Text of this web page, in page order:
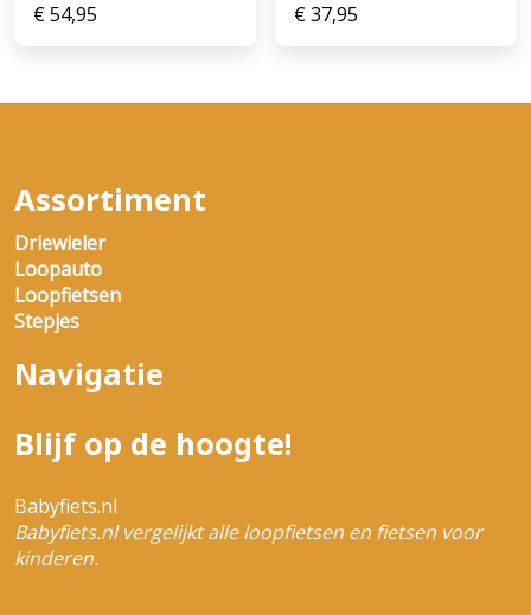
€54,95 €37,95
Assortiment
Driewieler
Loopauto
Loopfietsen
Stepjes
Navigatie
Blijf op de hoogte!
Babyfiets.nl
Babyfiets.nl vergelijkt alle loopfietsen en fietsen voor
kinderen.